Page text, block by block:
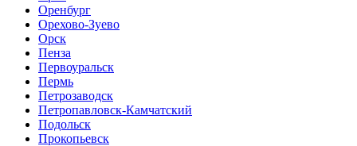
Оренбург
Орехово-Зуево
Орск
Пенза
Первоуральск
Пермь
Петрозаводск
Петропавловск-Камчатский
Подольск
Прокопьевск